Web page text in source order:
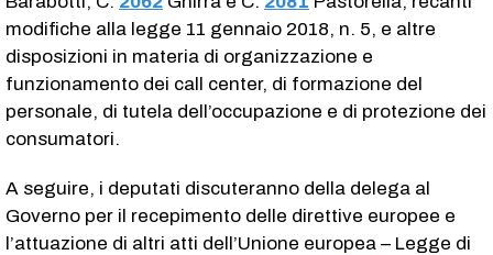
modifiche alla legge 11 gennaio 2018, n. 5, e altre
disposizioni in materia di organizzazione e
funzionamento dei call center, di formazione del
personale, di tutela dell’occupazione e di protezione dei
consumatori.
A seguire, i deputati discuteranno della delega al
Governo per il recepimento delle direttive europee e
l’attuazione di altri atti dell’Unione europea – Legge di